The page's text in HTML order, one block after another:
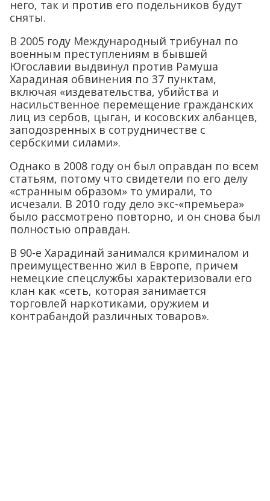
него, так и против его подельников будут
сняты.
В 2005 году Международный трибунал по
военным преступлениям в бывшей
Югославии выдвинул против Рамуша
Харадиная обвинения по 37 пунктам,
включая «издевательства, убийства и
насильственное перемещение гражданских
лиц из сербов, цыган, и косовских албанцев,
заподозренных в сотрудничестве с
сербскими силами».
Однако в 2008 году он был оправдан по всем
статьям, потому что свидетели по его делу
«странным образом» то умирали, то
исчезали. В 2010 году дело экс-«премьера»
было рассмотрено повторно, и он снова был
полностью оправдан.
В 90-е Харадинай занимался криминалом и
преимущественно жил в Европе, причем
немецкие спецслужбы характеризовали его
клан как «сеть, которая занимается
торговлей наркотиками, оружием и
контрабандой различных товаров».